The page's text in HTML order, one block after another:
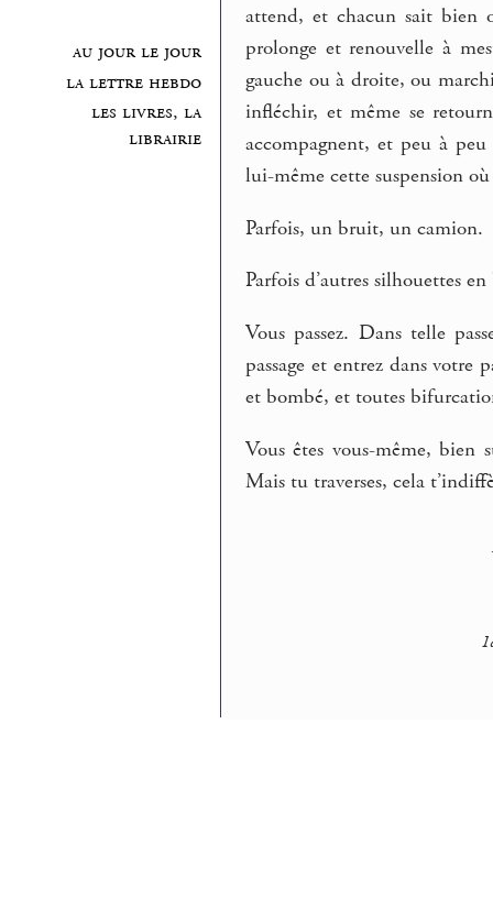
au jour le jour
la lettre hebdo
les livres, la
librairie
attend, et chacun sait bien
prolonge et renouvelle à
gauche ou à droite, ou
infléchir, et même se
accompagnent, et peu à
lui-même cette suspension
Parfois, un bruit, un camion.
Parfois d’autres silhouettes
Vous passez. Dans telle
passage et entrez dans votre
et bombé, et toutes
Vous êtes vous-même, bien
Mais tu traverses, cela